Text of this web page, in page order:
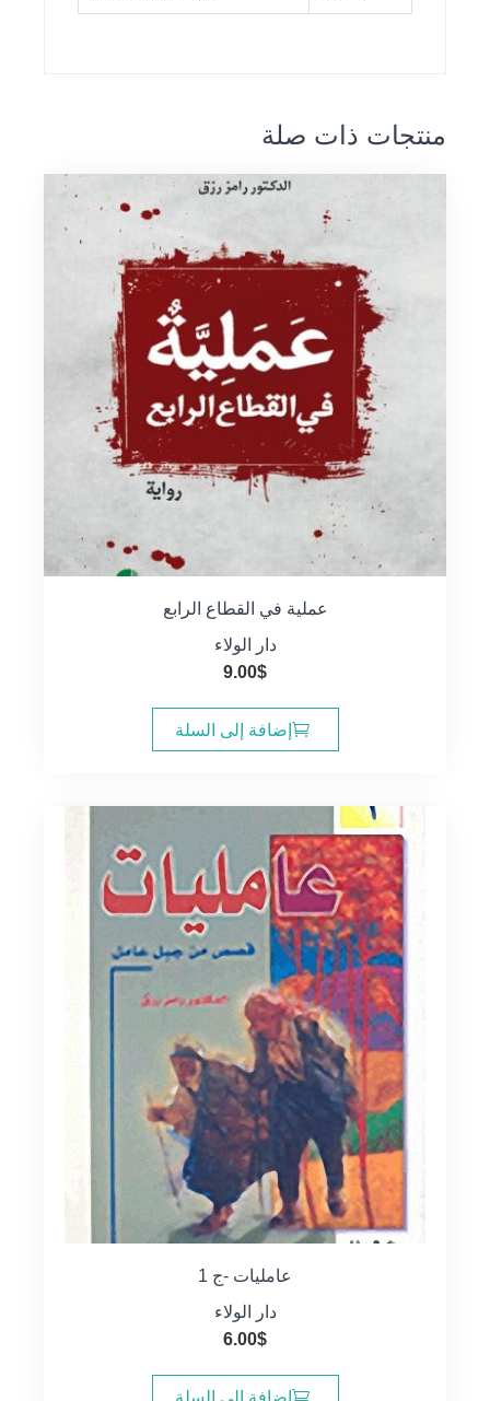
منتجات ذات صلة
عملية في القطاع الرابع
دار الولاء
9.00$
إضافة إلى السلة
عامليات -ج 1
دار الولاء
6.00$